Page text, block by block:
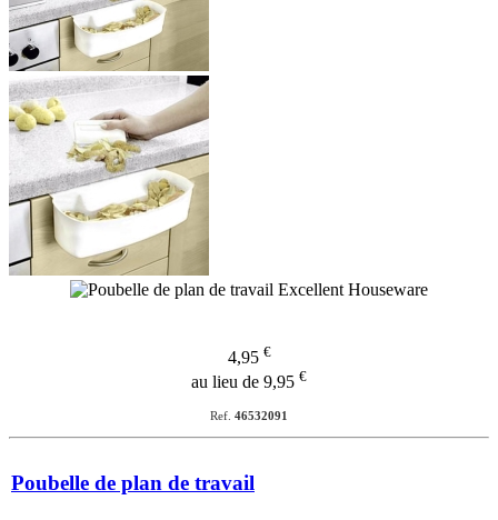
4,95 €
au lieu de 9,95 €
Ref. 46532091
Poubelle de plan de travail